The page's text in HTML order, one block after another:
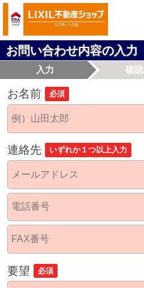
お問い合わせ内容の入力
入力 確認
お名前 必須
連絡先 いずれか１つ以上入力
要望 必須